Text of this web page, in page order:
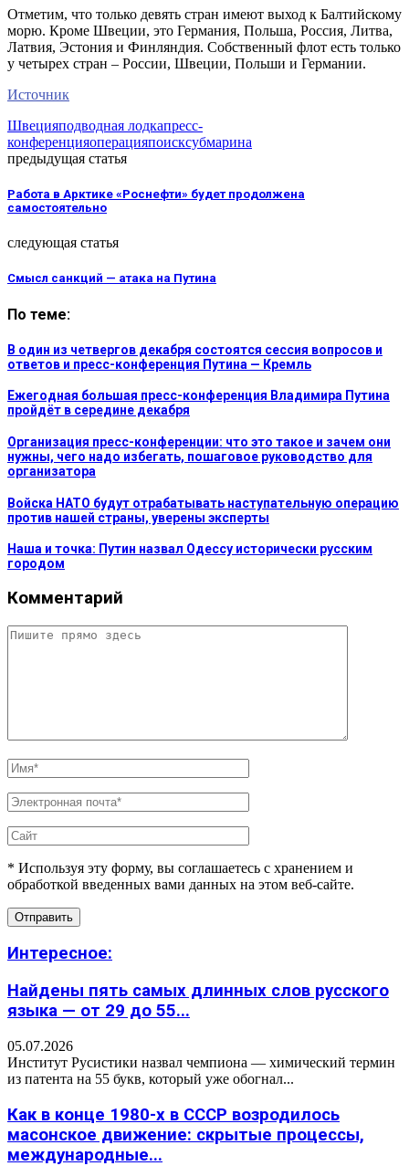
Отметим, что только девять стран имеют выход к Балтийскому
морю. Кроме Швеции, это Германия, Польша, Россия, Литва,
Латвия, Эстония и Финляндия. Собственный флот есть только
у четырех стран – России, Швеции, Польши и Германии.
Источник
Швецияподводная лодкапресс-
конференцияоперацияпоисксубмарина
предыдущая статья
Работа в Арктике «Роснефти» будет продолжена
самостоятельно
следующая статья
Смысл санкций — атака на Путина
По теме:
В один из четвергов декабря состоятся сессия вопросов и
ответов и пресс-конференция Путина — Кремль
Ежегодная большая пресс-конференция Владимира Путина
пройдёт в середине декабря
Организация пресс-конференции: что это такое и зачем они
нужны, чего надо избегать, пошаговое руководство для
организатора
Войска НАТО будут отрабатывать наступательную операцию
против нашей страны, уверены эксперты
Наша и точка: Путин назвал Одессу исторически русским
городом
Комментарий
* Используя эту форму, вы соглашаетесь с хранением и
обработкой введенных вами данных на этом веб-сайте.
Интересное:
Найдены пять самых длинных слов русского
языка — от 29 до 55...
05.07.2026
Институт Русистики назвал чемпиона — химический термин
из патента на 55 букв, который уже обогнал...
Как в конце 1980-х в СССР возродилось
масонское движение: скрытые процессы,
международные...